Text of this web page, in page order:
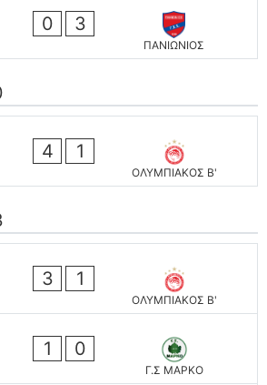
0 3
ΠΑΝΙΩΝΙΟΣ
4 1
ΟΛΥΜΠΙΑΚΟΣ Β'
3 1
ΟΛΥΜΠΙΑΚΟΣ Β'
1 0
Γ.Σ ΜΑΡΚΟ